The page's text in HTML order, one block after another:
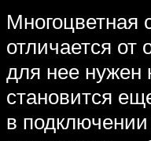
Многоцветная
отличается от
для нее нужен
становится
в